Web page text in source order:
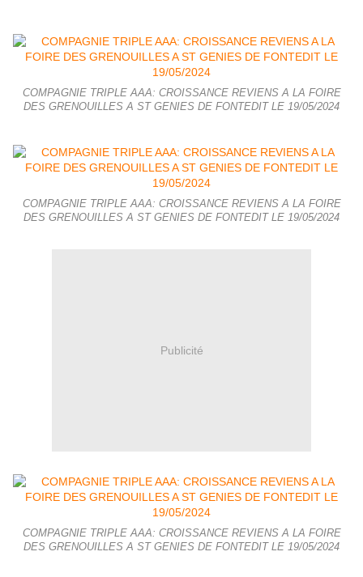
COMPAGNIE TRIPLE AAA: CROISSANCE REVIENS A LA FOIRE
DES GRENOUILLES A ST GENIES DE FONTEDIT LE 19/05/2024
COMPAGNIE TRIPLE AAA: CROISSANCE REVIENS A LA FOIRE
DES GRENOUILLES A ST GENIES DE FONTEDIT LE 19/05/2024
Publicité
COMPAGNIE TRIPLE AAA: CROISSANCE REVIENS A LA FOIRE
DES GRENOUILLES A ST GENIES DE FONTEDIT LE 19/05/2024